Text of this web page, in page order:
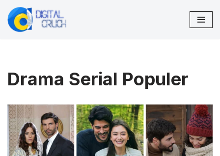
Lompat
Drama Serial Populer